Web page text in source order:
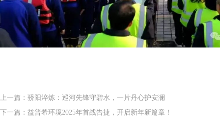
上一篇：骄阳淬炼：巡河先锋守碧水，一片丹心护安澜
下一篇：益普希环境2025年首战告捷，开启新年新篇章！